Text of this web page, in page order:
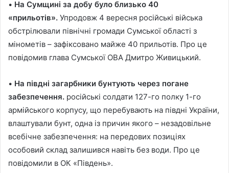
• На Сумщині за добу було близько 40
«прильотів». Упродовж 4 вересня російські війська
обстрілювали північні громади Сумської області з
мінометів – зафіксовано майже 40 прильотів. Про це
повідомив глава Сумської ОВА Дмитро Живицький.
• На півдні загарбники бунтують через погане
забезпечення. російські солдати 127-го полку 1-го
армійського корпусу, що перебувають на півдні України,
влаштували бунт, одна із причин якого – незадовільне
всебічне забезпечення: на передових позиціях
особовий склад залишився навіть без води. Про це
повідомили в ОК «Південь».